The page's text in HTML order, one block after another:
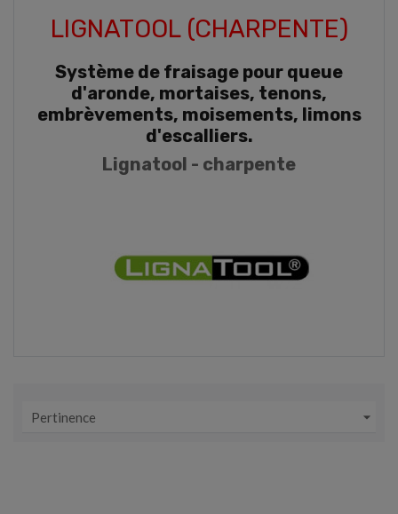
LIGNATOOL (CHARPENTE)
Système de fraisage pour queue
d'aronde, mortaises, tenons,
embrèvements, moisements, limons
d'escalliers.
Lignatool - charpente
Pertinence 